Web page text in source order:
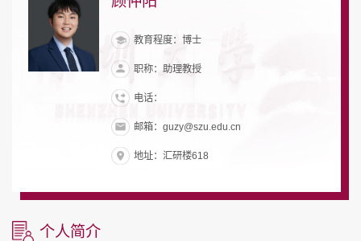
教育程度：博士
职称：助理教授
电话：
邮箱：guzy@szu.edu.cn
地址：汇研楼618
个人简介